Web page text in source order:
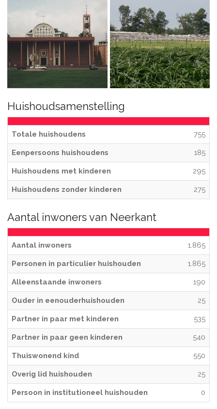
Huishoudsamenstelling
Totale huishoudens 755
Eenpersoons huishoudens 185
Huishoudens met kinderen 295
Huishoudens zonder kinderen 275
Aantal inwoners van Neerkant
Aantal inwoners 1.865
Personen in particulier huishouden 1.865
Alleenstaande inwoners 190
Ouder in eenouderhuishouden 25
Partner in paar met kinderen 535
Partner in paar geen kinderen 540
Thuiswonend kind 550
Overig lid huishouden 25
Persoon in institutioneel huishouden 0